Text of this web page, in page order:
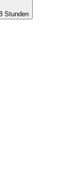
Stunden